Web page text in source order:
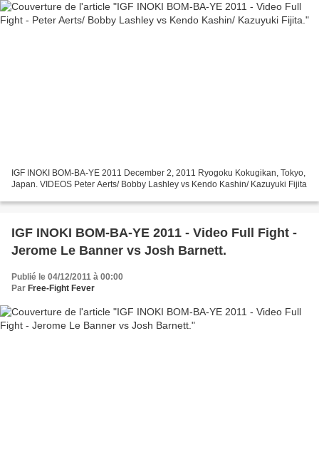
IGF INOKI BOM-BA-YE 2011 December 2, 2011 Ryogoku Kokugikan, Tokyo,
Japan. VIDEOS Peter Aerts/ Bobby Lashley vs Kendo Kashin/ Kazuyuki Fijita
IGF INOKI BOM-BA-YE 2011 - Video Full Fight -
Jerome Le Banner vs Josh Barnett.
Publié le 04/12/2011 à 00:00
Par Free-Fight Fever